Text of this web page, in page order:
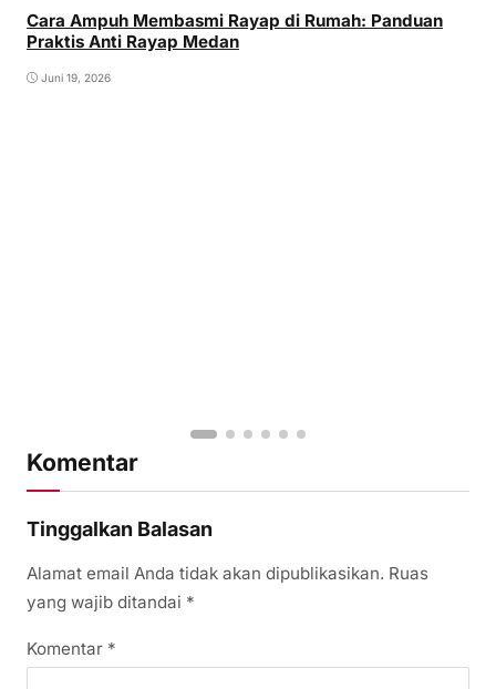
Cara Ampuh Membasmi Rayap di Rumah: Panduan
Praktis Anti Rayap Medan
Juni 19, 2026
Komentar
Tinggalkan Balasan
Alamat email Anda tidak akan dipublikasikan. Ruas
yang wajib ditandai *
Komentar *